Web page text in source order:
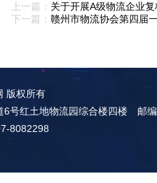
上一篇： 关于开展A级物流企业
下一篇： 赣州市物流协会第四届
版权所有
6号红土地物流园综合楼四楼 邮
8082298